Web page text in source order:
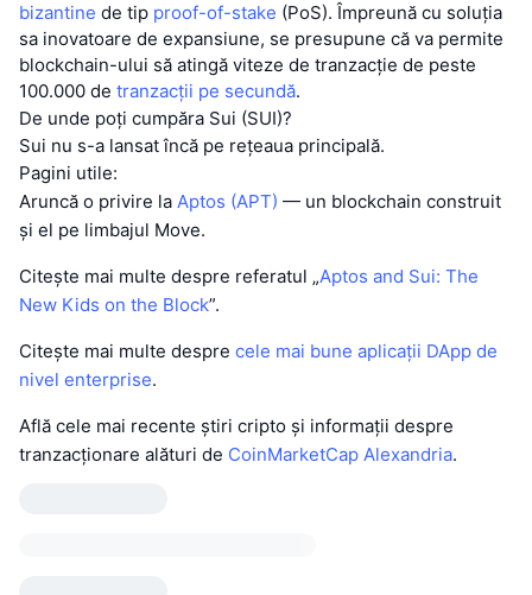
bizantine de tip proof-of-stake (PoS). Împreună cu soluția
sa inovatoare de expansiune, se presupune că va permite
blockchain-ului să atingă viteze de tranzacție de peste
100.000 de tranzacții pe secundă.
De unde poți cumpăra Sui (SUI)?
Sui nu s-a lansat încă pe rețeaua principală.
Pagini utile:
Aruncă o privire la Aptos (APT) — un blockchain construit
și el pe limbajul Move.
Citește mai multe despre referatul „Aptos and Sui: The
New Kids on the Block”.
Citește mai multe despre cele mai bune aplicații DApp de
nivel enterprise.
Află cele mai recente știri cripto și informații despre
tranzacționare alături de CoinMarketCap Alexandria.